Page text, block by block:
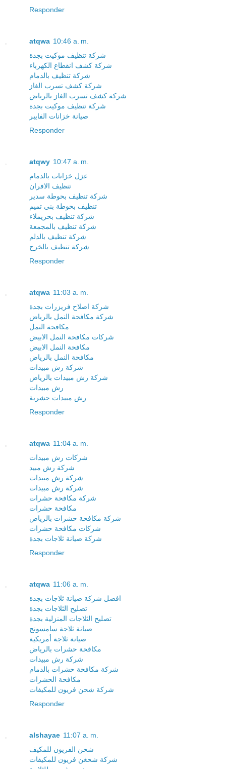
Responder
atqwa 10:46 a. m.
شركة تنظيف موكيت بجدة
شركة كشف انقطاع الكهرباء
شركة تنظيف بالدمام
شركة كشف تسرب الغاز
شركة كشف تسرب الغاز بالرياض
شركة تنظيف موكيت بجدة
صيانة خزانات الفايبر
Responder
atqwy 10:47 a. m.
عزل خزانات بالدمام
تنظيف الافران
شركة تنظيف بحوطة سدير
تنظيف بحوطة بني تميم
شركة تنظيف بحريملاء
شركة تنظيف بالمجمعة
شركة تنظيف بالدلم
شركة تنظيف بالخرج
Responder
atqwa 11:03 a. m.
شركة اصلاح فريزرات بجدة
شركة مكافحة النمل بالرياض
مكافحة النمل
شركات مكافحة النمل الابيض
مكافحة النمل الابيض
مكافحة النمل بالرياض
شركة رش مبيدات
شركة رش مبيدات بالرياض
رش مبيدات
رش مبيدات حشرية
Responder
atqwa 11:04 a. m.
شركات رش مبيدات
شركة رش مبيد
شركة رش مبيدات
شركة رش مبيدات
شركة مكافحة حشرات
مكافحة حشرات
شركة مكافحة حشرات بالرياض
شركات مكافحة حشرات
Responder
atqwa 11:06 a. m.
افضل شركة صيانة ثلاجات بجدة
تصليح الثلاجات بجدة
تصليح الثلاجات المنزلية بجدة
صيانة ثلاجة سامسونج
مكافحة حشرات بالرياض
شركة رش مبيدات
شركة مكافحة حشرات بالدمام
مكافحة الحشرات
شركة شحن فريون للمكيفات
Responder
alshayae 11:07 a. m.
شحن الفريون للمكيف
شركة شحغن فريون للمكيفات